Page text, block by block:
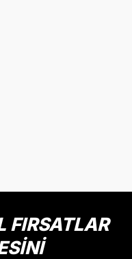
FIRSATLAR